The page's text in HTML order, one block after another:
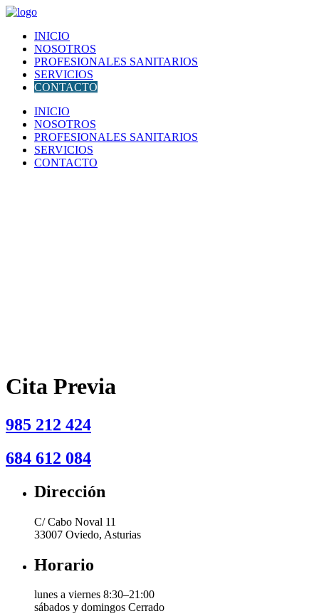
Abrir menú de navegación
INICIO
NOSOTROS
PROFESIONALES SANITARIOS
SERVICIOS
CONTACTO
INICIO
NOSOTROS
PROFESIONALES SANITARIOS
SERVICIOS
CONTACTO
Cita Previa
985 212 424
684 612 084
Dirección
C/ Cabo Noval 11
33007 Oviedo, Asturias
Horario
lunes a viernes 8:30–21:00
sábados y domingos Cerrado